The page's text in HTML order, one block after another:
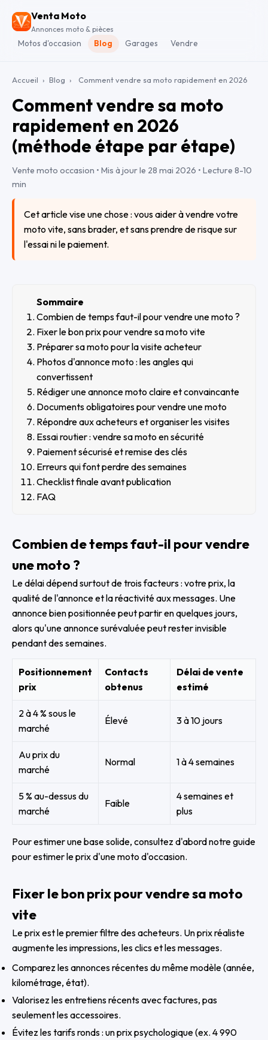
Venta Moto
Annonces moto & pièces
Motos d'occasion Blog Garages Vendre
Accueil › Blog › Comment vendre sa moto rapidement en 2026
Comment vendre sa moto
rapidement en 2026
(méthode étape par étape)
Vente moto occasion • Mis à jour le 28 mai 2026 • Lecture 8-10
min
Cet article vise une chose : vous aider à vendre votre
moto vite, sans brader, et sans prendre de risque sur
l'essai ni le paiement.
Sommaire
Combien de temps faut-il pour vendre une moto ?
Fixer le bon prix pour vendre sa moto vite
Préparer sa moto pour la visite acheteur
Photos d'annonce moto : les angles qui
convertissent
Rédiger une annonce moto claire et convaincante
Documents obligatoires pour vendre une moto
Répondre aux acheteurs et organiser les visites
Essai routier : vendre sa moto en sécurité
Paiement sécurisé et remise des clés
Erreurs qui font perdre des semaines
Checklist finale avant publication
FAQ
Combien de temps faut-il pour vendre
une moto ?
Le délai dépend surtout de trois facteurs : votre prix, la
qualité de l'annonce et la réactivité aux messages. Une
annonce bien positionnée peut partir en quelques jours,
alors qu'une annonce surévaluée peut rester invisible
pendant des semaines.
Positionnement
prix
Contacts
obtenus
Délai de vente
estimé
2 à 4 % sous le
marché
Élevé 3 à 10 jours
Au prix du
marché
Normal 1 à 4 semaines
5 % au-dessus du
marché
Faible
4 semaines et
plus
Pour estimer une base solide, consultez d'abordnotre guide
pour estimer le prix d'une moto d'occasion.
Fixer le bon prix pour vendre sa moto
vite
Le prix est le premier filtre des acheteurs. Un prix réaliste
augmente les impressions, les clics et les messages.
Comparez les annonces récentes du même modèle (année,
kilométrage, état).
Valorisez les entretiens récents avec factures, pas
seulement les accessoires.
Évitez les tarifs ronds : un prix psychologique (ex. 4 990